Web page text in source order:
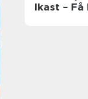
Ikast –